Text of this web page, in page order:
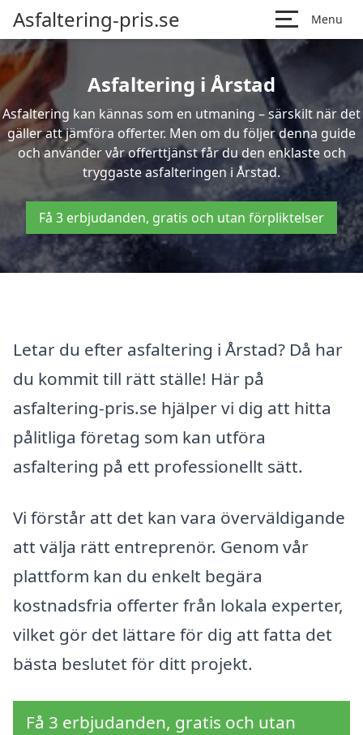
Asfaltering-pris.se Menu
Asfaltering i Årstad
Asfaltering kan kännas som en utmaning – särskilt när det
gäller att jämföra offerter. Men om du följer denna guide
och använder vår offerttjänst får du den enklaste och
tryggaste asfalteringen i Årstad.
Få 3 erbjudanden, gratis och utan förpliktelser
Letar du efter asfaltering i Årstad? Då har
du kommit till rätt ställe! Här på
asfaltering-pris.se hjälper vi dig att hitta
pålitliga företag som kan utföra
asfaltering på ett professionellt sätt.
Vi förstår att det kan vara överväldigande
att välja rätt entreprenör. Genom vår
plattform kan du enkelt begära
kostnadsfria offerter från lokala experter,
vilket gör det lättare för dig att fatta det
bästa beslutet för ditt projekt.
Få 3 erbjudanden, gratis och utan